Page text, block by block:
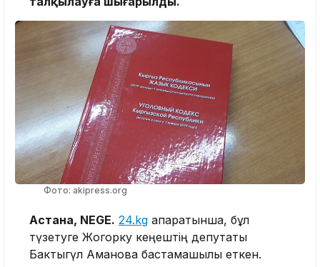
Фото: akipress.org
Астана, NEGE. 24.kg ақпаратынша, бұл
түзетуге Жогорку кеңештің депутаты
Бактыгүл Аманова бастамашылық еткен.